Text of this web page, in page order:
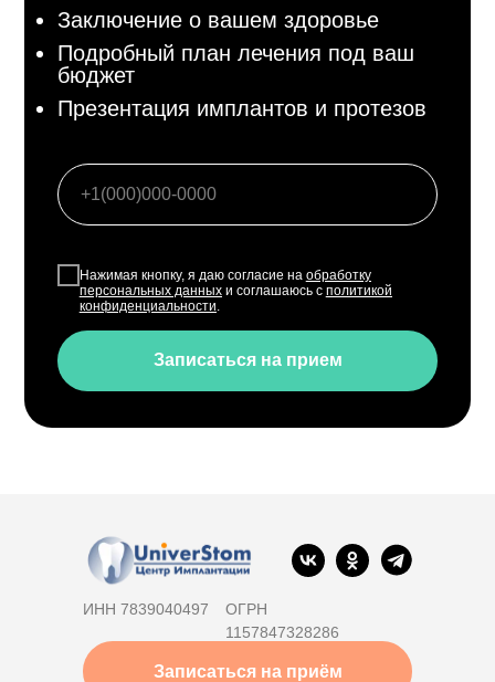
Заключение о вашем здоровье
Подробный план лечения под ваш
бюджет
Презентация имплантов и протезов
Нажимая кнопку, я даю согласие на обработку
персональных данныхи соглашаюсь с политикой
конфиденциальности
Записаться на прием
ИНН 7839040497
ОГРН
1157847328286
Записаться на приём